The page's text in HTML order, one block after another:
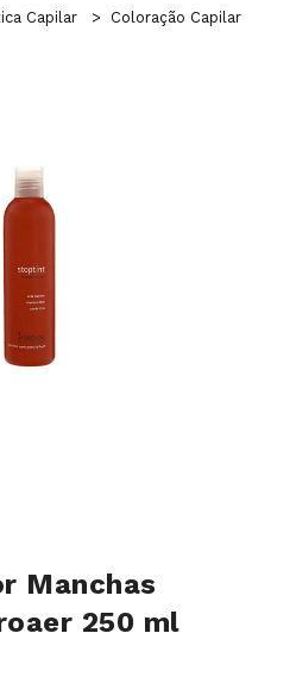
Capilar > Coloração Capilar
Manchas
250 ml